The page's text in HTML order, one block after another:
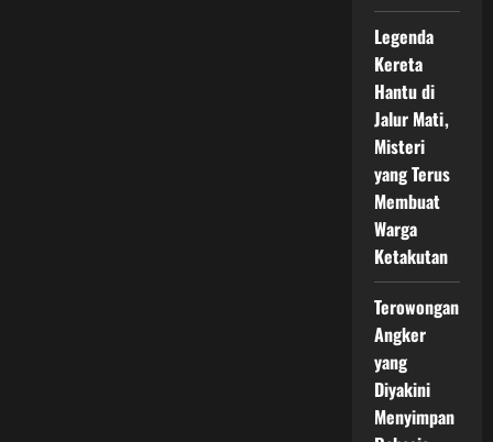
Legenda
Kereta
Hantu di
Jalur Mati,
Misteri
yang Terus
Membuat
Warga
Ketakutan
Terowongan
Angker
yang
Diyakini
Menyimpan